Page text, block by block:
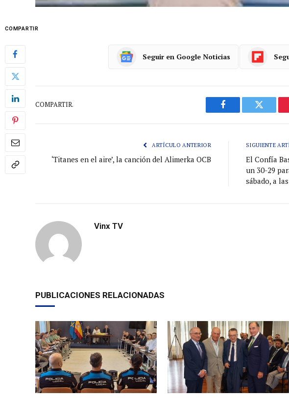
COMPARTIR
Seguir en Google Noticias
COMPARTIR.
Facebook Gorjeo
ARTÍCULO ANTERIOR
‘Titanes en el aire’, la canción del Alimerka OCB
SIGUIENTE
El Confía
un 30-29
sábado, a
Vinx TV
PUBLICACIONES RELACIONADAS